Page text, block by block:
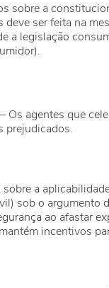
sobre a
ser feita na
a legislação
– Os agentes que
prejudicados.
a
sob o argumento
ao afastar
incentivos